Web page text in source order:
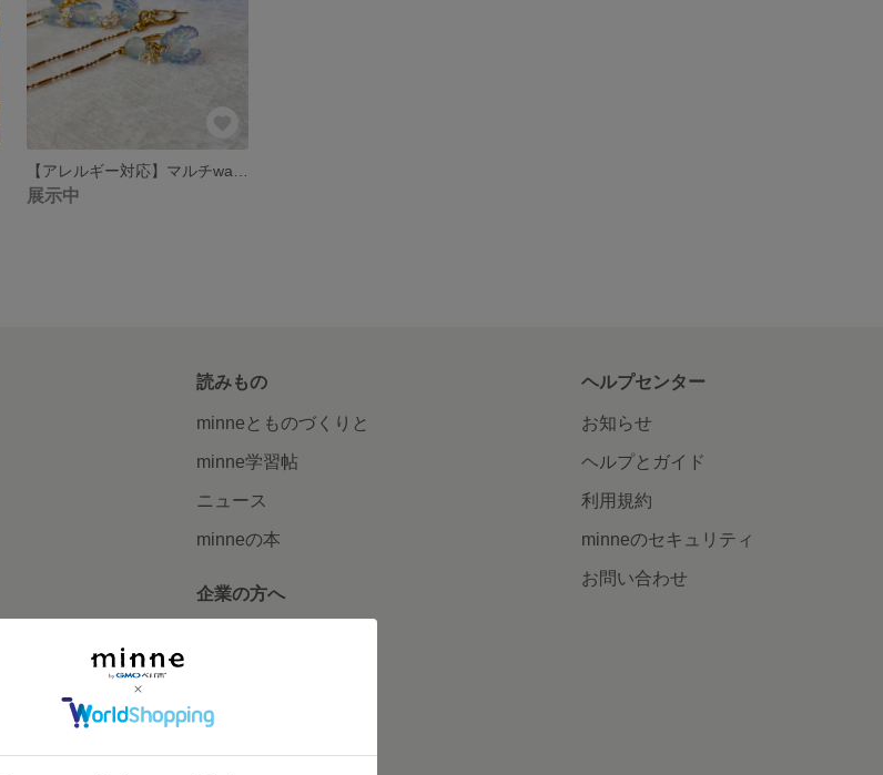
展示中
読みもの
minneとものづくりと
minne学習帖
ニュース
minneの本
企業の方へ
ヘルプセンター
お知らせ
ヘルプとガイド
利用規約
minneのセキュリティ
お問い合わせ